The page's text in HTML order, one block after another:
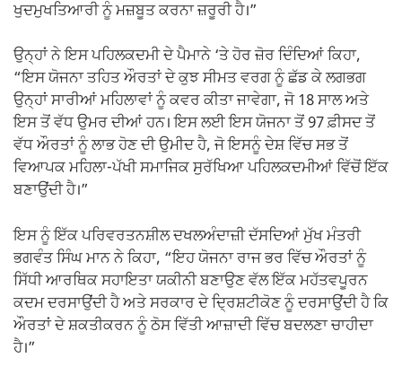
ਖੁਦਮੁਖਤਿਆਰੀ ਨੂੰ ਮਜ਼ਬੂਤ ਕਰਨਾ ਜ਼ਰੂਰੀ ਹੈ।”
ਉਨ੍ਹਾਂ ਨੇ ਇਸ ਪਹਿਲਕਦਮੀ ਦੇ ਪੈਮਾਨੇ ‘ਤੇ ਹੋਰ ਜ਼ੋਰ ਦਿੰਦਿਆਂ ਕਿਹਾ,
“ਇਸ ਯੋਜਨਾ ਤਹਿਤ ਔਰਤਾਂ ਦੇ ਕੁਝ ਸੀਮਤ ਵਰਗ ਨੂੰ ਛੱਡ ਕੇ ਲਗਭਗ
ਉਨ੍ਹਾਂ ਸਾਰੀਆਂ ਮਹਿਲਾਵਾਂ ਨੂੰ ਕਵਰ ਕੀਤਾ ਜਾਵੇਗਾ, ਜੋ 18 ਸਾਲ ਅਤੇ
ਇਸ ਤੋਂ ਵੱਧ ਉਮਰ ਦੀਆਂ ਹਨ। ਇਸ ਲਈ ਇਸ ਯੋਜਨਾ ਤੋਂ 97 ਫ਼ੀਸਦ ਤੋਂ
ਵੱਧ ਔਰਤਾਂ ਨੂੰ ਲਾਭ ਹੋਣ ਦੀ ਉਮੀਦ ਹੈ, ਜੋ ਇਸਨੂੰ ਦੇਸ਼ ਵਿੱਚ ਸਭ ਤੋਂ
ਵਿਆਪਕ ਮਹਿਲਾ-ਪੱਖੀ ਸਮਾਜਿਕ ਸੁਰੱਖਿਆ ਪਹਿਲਕਦਮੀਆਂ ਵਿੱਚੋਂ ਇੱਕ
ਬਣਾਉਂਦੀ ਹੈ।”
ਇਸ ਨੂੰ ਇੱਕ ਪਰਿਵਰਤਨਸ਼ੀਲ ਦਖਲਅੰਦਾਜ਼ੀ ਦੱਸਦਿਆਂ ਮੁੱਖ ਮੰਤਰੀ
ਭਗਵੰਤ ਸਿੰਘ ਮਾਨ ਨੇ ਕਿਹਾ, “ਇਹ ਯੋਜਨਾ ਰਾਜ ਭਰ ਵਿੱਚ ਔਰਤਾਂ ਨੂੰ
ਸਿੱਧੀ ਆਰਥਿਕ ਸਹਾਇਤਾ ਯਕੀਨੀ ਬਣਾਉਣ ਵੱਲ ਇੱਕ ਮਹੱਤਵਪੂਰਨ
ਕਦਮ ਦਰਸਾਉਂਦੀ ਹੈ ਅਤੇ ਸਰਕਾਰ ਦੇ ਦ੍ਰਿਸ਼ਟੀਕੋਣ ਨੂੰ ਦਰਸਾਉਂਦੀ ਹੈ ਕਿ
ਔਰਤਾਂ ਦੇ ਸ਼ਕਤੀਕਰਨ ਨੂੰ ਠੋਸ ਵਿੱਤੀ ਆਜ਼ਾਦੀ ਵਿੱਚ ਬਦਲਣਾ ਚਾਹੀਦਾ
ਹੈ।”